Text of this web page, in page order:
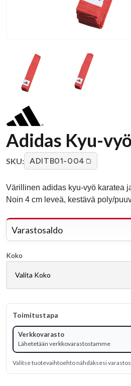
Adidas Kyu-
SKU: ADITB01-004
Värillinen adidas kyu-vyö karatea
Noin 4 cm leveä, kestävä poly/
Varastosaldo
Koko
Toimitustapa
Verkkovarasto
Lähetetään verkkovarastostamme
Valitse tuotevaihtoehto nähdäksesi